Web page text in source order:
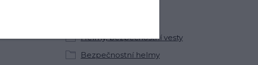
Helmy, bezpečnostní vesty
Bezpečnostní helmy